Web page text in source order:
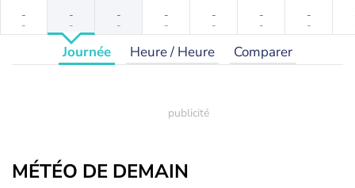
-
-
-
-
-
-
-
-
-
-
-
-
-
-
Journée Heure / Heure Comparer
MÉTÉO DE DEMAIN